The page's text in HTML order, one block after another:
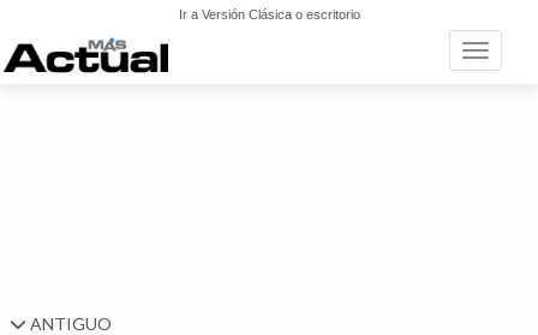
Ir a Versión Clásica o escritorio
Toggle
ANTIGUO